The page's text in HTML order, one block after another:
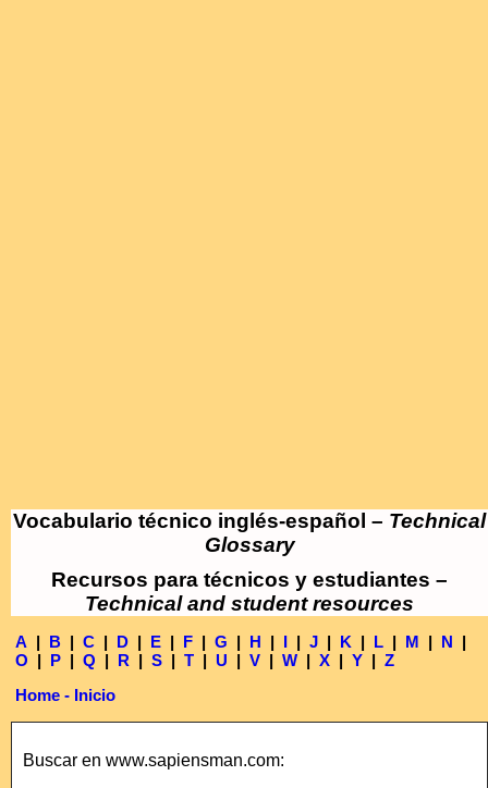
Vocabulario técnico inglés-español – Technical
Glossary
Recursos para técnicos y estudiantes –
Technical and student resources
A | B | C | D | E | F | G | H | I | J | K | L | M | N |
O | P | Q | R | S | T | U | V | W | X | Y | Z
Home - Inicio
Buscar en www.sapiensman.com: